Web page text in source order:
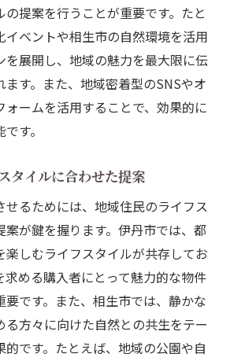
提案を行うことが重要です。たと
イベントや相生市の自然環境を活用
を展開し、地域の魅力を最大限に伝
ます。また、地域密着型のSNSやオ
ォームを活用することで、効果的に
す。
タイルに合わせた提案
せるためには、地域住民のライフス
案が鍵を握ります。伊丹市では、都
楽しむライフスタイルが共存してお
求める購入者にとって魅力的な物件
要です。また、相生市では、静かな
方々に向けた自然との共生をテー
です。たとえば、地域の公園や自